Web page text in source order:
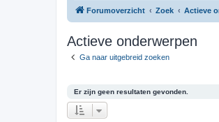
Forumoverzicht Zoek Actieve
Actieve onderwerpen
Ga naar uitgebreid zoeken
Er zijn geen resultaten gevonden.